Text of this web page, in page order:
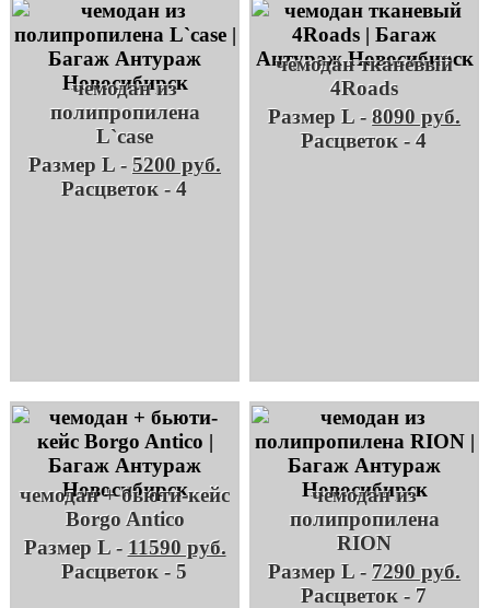
чемодан из
полипропилена
L`case
Размер L -5200 руб.
Расцветок - 4
чемодан тканевый
4Roads
Размер L -8090 руб.
Расцветок - 4
чемодан + бьюти-кейс
Borgo Antico
Размер L - 11590 руб.
Расцветок - 5
чемодан из
полипропилена
RION
Размер L -7290 руб.
Расцветок - 7